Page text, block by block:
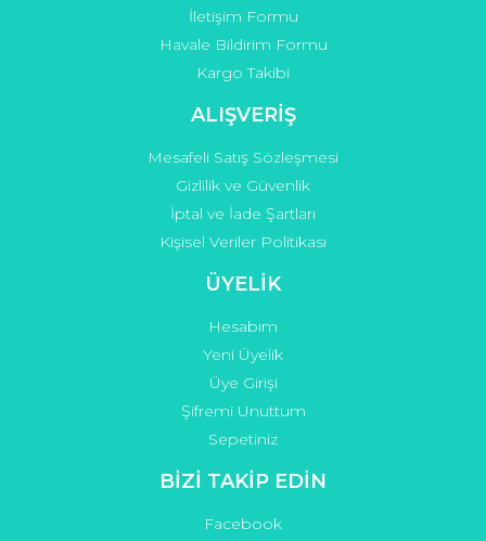
İletişim Formu
Havale Bildirim Formu
Kargo Takibi
ALIŞVERİŞ
Mesafeli Satış Sözleşmesi
Gizlilik ve Güvenlik
İptal ve İade Şartları
Kişisel Veriler Politikası
ÜYELİK
Hesabım
Yeni Üyelik
Üye Girişi
Şifremi Unuttum
Sepetiniz
BİZİ TAKİP EDİN
Facebook